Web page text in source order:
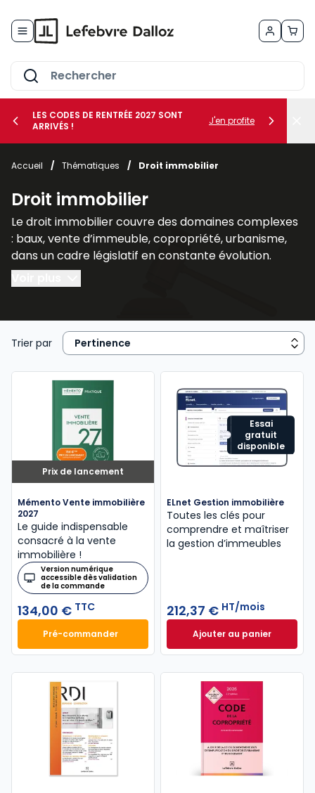
le sous-menu Vos métiers
le sous-menu Vos besoins
LES CODES DE RENTRÉE 2027 SONT
ARRIVÉS !
J'en profite
Accueil / Thématiques / Droit immobilier
Droit immobilier
Le droit immobilier couvre des domaines complexes
: baux, vente d’immeuble, copropriété, urbanisme,
dans un cadre législatif en constante évolution.
Nos publications spécialisées en droit immobilier, tel
ImmobilierouRDI - Urbanisme, Construction, le
Mémento Gestion immobili
immobilière, les Dalloz ActionDroit et pratique des
baux d’habitation,Droit et pratique des baux
commerciaux, le Code des baux,Code de la
copropriétéoffrent une veille juridique efficace aux
avocats, notaires, agents immobiliers, juristes et
étudiants.
Trier par
Prix de lancement
Mémento Vente immobilière
2027
Le guide indispensable
consacré à la vente
immobilière !
Version numérique
accessible dès validation
de la commande
134,00 € TTC
Pré-commanderMémento Vente immobilière 2027 à 134,00 € TTC
Essai
gratuit
disponible
ELnet Gestion immobilière
Toutes les clés pour
comprendre et maîtriser
la gestion d’immeubles
212,37 € HT/mois
Ajouter au panier
ELnet Gestion